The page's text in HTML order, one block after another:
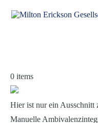
Inhalt
0 items
Hier ist nur ein Ausschnitt
Manuelle